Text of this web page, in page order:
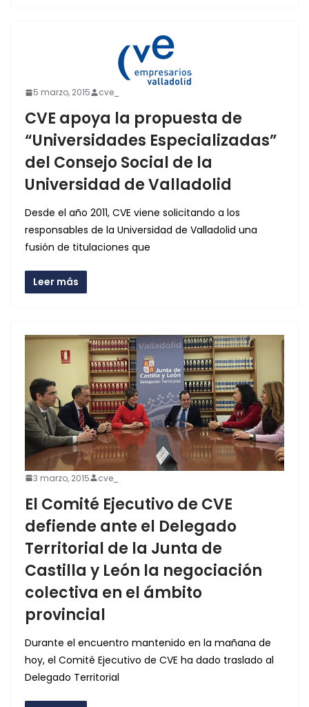
5 marzo, 2015 cve_
CVE apoya la propuesta de
“Universidades Especializadas”
del Consejo Social de la
Universidad de Valladolid
Desde el año 2011, CVE viene solicitando a los
responsables de la Universidad de Valladolid una
fusión de titulaciones que
Leer más
3 marzo, 2015 cve_
El Comité Ejecutivo de CVE
defiende ante el Delegado
Territorial de la Junta de
Castilla y León la negociación
colectiva en el ámbito
provincial
Durante el encuentro mantenido en la mañana de
hoy, el Comité Ejecutivo de CVE ha dado traslado al
Delegado Territorial